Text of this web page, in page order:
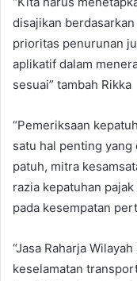
disajikan
prioritas penurunan
aplikatif dalam
sesuai” tambah Rikka
“Pemeriksaan
satu hal penting
patuh, mitra
razia kepatuhan
pada kesempatan
“Jasa Raharja
keselamatan